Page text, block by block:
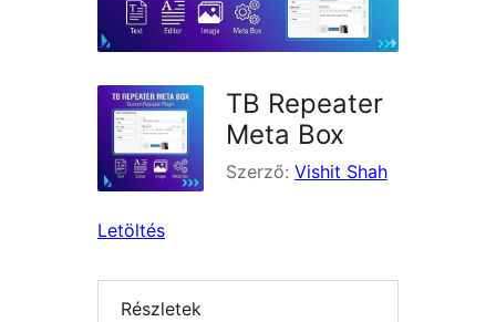
TB Repeater
Meta Box
Szerző: Vishit Shah
Letöltés
Részletek